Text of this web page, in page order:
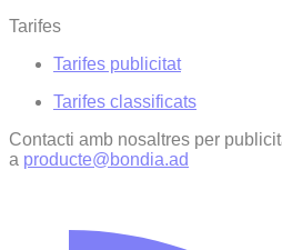
Tarifes
Tarifes publicitat
Tarifes classificats
Contacti amb nosaltres per
a producte@bondia.ad